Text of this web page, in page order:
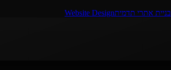
בניית אתרי תדמיתWebsite Design